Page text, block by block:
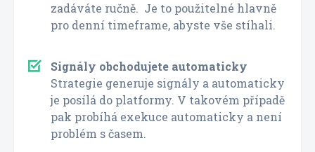
zadáváte ručně. Je to použitelné hlavně
pro denní timeframe, abyste vše stíhali.
Signály obchodujete automaticky
Strategie generuje signály a automaticky
je posílá do platformy. V takovém případě
pak probíhá exekuce automaticky a není
problém s časem.